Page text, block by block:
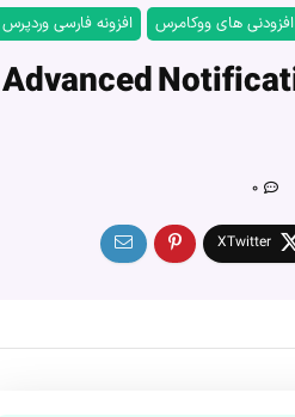
افزودنی های ووکامرس افزونه فارسی وردپرس
۰